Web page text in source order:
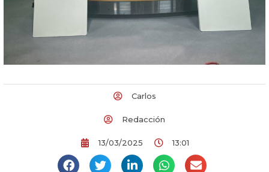
Carlos
Redacción
13/03/2025 13:01